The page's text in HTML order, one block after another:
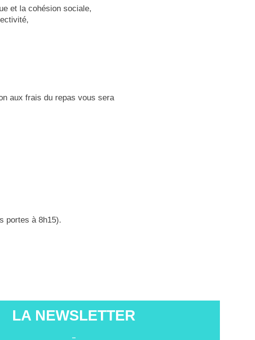
et la cohésion sociale,
aux frais du repas vous sera
portes à 8h15).
LA NEWSLETTER
-